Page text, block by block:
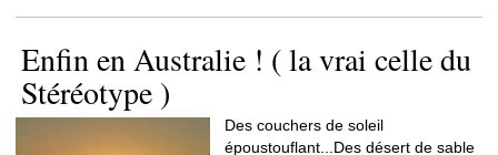
Enfin en Australie ! ( la vrai celle du
Stéréotype )
Des couchers de soleil
époustouflant...Des désert de sable